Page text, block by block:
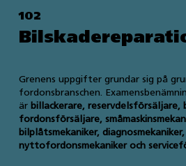
102
Grenens uppgifter grundar sig på
fordonsbranschen.
är billackerare, reservdelsförsäljare,
fordonsförsäljare,
bilplåtsmekaniker, diagnosmekaniker,
nyttofordonsmekaniker och